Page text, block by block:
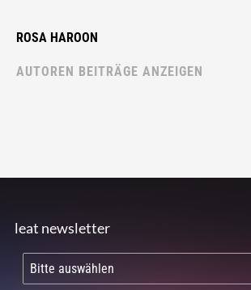
ROSA HAROON
AUTOREN BEITRÄGE ANZEIGEN
leat newsletter